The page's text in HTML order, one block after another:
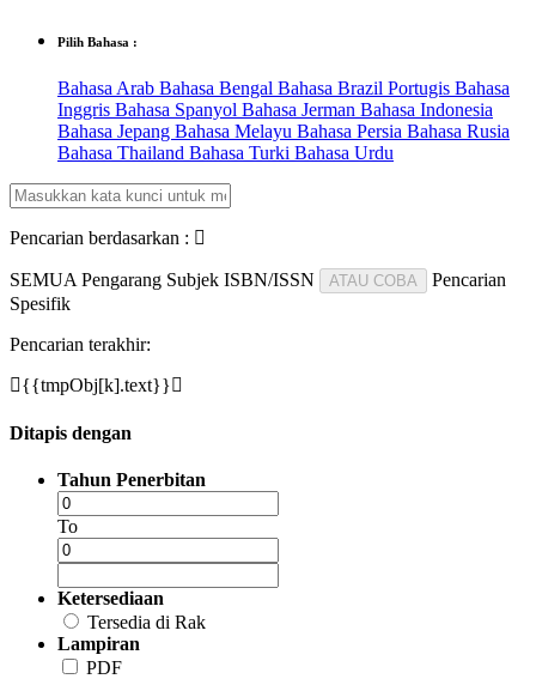
Pilih Bahasa :
Bahasa Arab Bahasa Bengal Bahasa Brazil Portugis Bahasa
Inggris Bahasa Spanyol Bahasa Jerman Bahasa Indonesia
Bahasa Jepang Bahasa Melayu Bahasa Persia Bahasa Rusia
Bahasa Thailand Bahasa Turki Bahasa Urdu
Pencarian berdasarkan :
SEMUA Pengarang Subjek ISBN/ISSN ATAU COBA
Pencarian
Spesifik
Pencarian terakhir:
{{tmpObj[k].text}}
Ditapis dengan
Tahun Penerbitan
To
Ketersediaan
Tersedia di Rak
Lampiran
PDF